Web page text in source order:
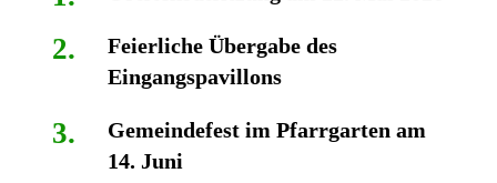
Feierliche Übergabe des
Eingangspavillons
Gemeindefest im Pfarrgarten am
14. Juni